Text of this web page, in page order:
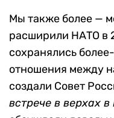
Мы также более —
расширили НАТО в
сохранялись
отношения между
создали Совет
встрече в верхах